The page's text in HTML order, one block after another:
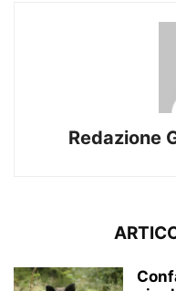
Redazione